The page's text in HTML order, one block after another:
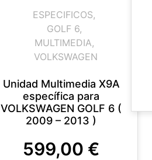
ESPECIFICOS,
GOLF 6,
MULTIMEDIA,
VOLKSWAGEN
Unidad Multimedia X9A
específica para
VOLKSWAGEN GOLF 6 (
2009 – 2013 )
599,00 €